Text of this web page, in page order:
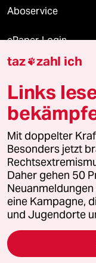
Aboservice
ePaper Login
Downloads für
© 2026 taz Verlags
Alle Rechte vorbehalten.
wenden Sie sich bitte an
Feedback
Leitlinie Informant
Seitenwende
taz zahl ich
Links
Mit doppelter
Besonders jetzt
Daher gehen 50
Neuanmeldungen
eine Kampagne,
und Jugendorte